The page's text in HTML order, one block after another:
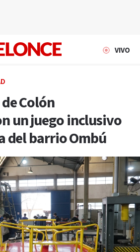
VIVO
Colón
un juego inclusivo
del barrio Ombú